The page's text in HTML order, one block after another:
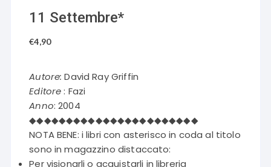
11 Settembre*
€4,90
Autore: David Ray Griffin
Editore: Fazi
Anno: 2004
◆◆◆◆◆◆◆◆◆◆◆◆◆◆◆◆◆◆◆◆◆◆◆
NOTA BENE: i libri con asterisco in coda al titolo
sono in magazzino distaccato:
Per visionarli o acquistarli in libreria